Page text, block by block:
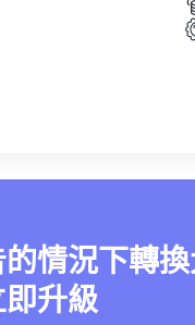
情況下轉
升級